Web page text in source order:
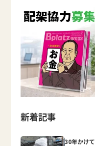
新着記事
30年かけ